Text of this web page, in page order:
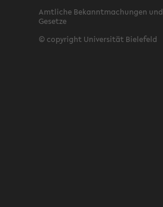
Amtliche Bekanntmachungen und
Gesetze
© copyright Universität Bielefeld